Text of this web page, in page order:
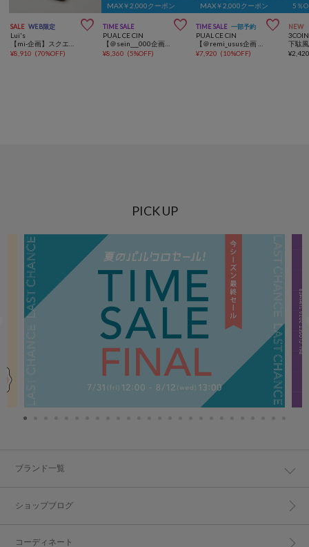
SALE WEB限定 
Lui's
¥8,910 (70%OFF)
MAX￥2,000クーポン
TIME SALE 
PUAL CE CIN
¥8,360 (5%OFF)
MAX￥2,000クーポン
TIME SALE 一部予約 
PUAL CE CIN
¥7,920 (10%OFF)
5％
NEW
¥
PICK UP
ブランド一覧
ショップブログ
コーディネート